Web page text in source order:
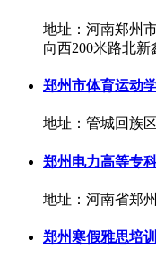
地址：河南郑州
向西200米路北新
郑州市体育运动
地址：管城回族
郑州电力高等专
地址：河南省郑
郑州寒假雅思培